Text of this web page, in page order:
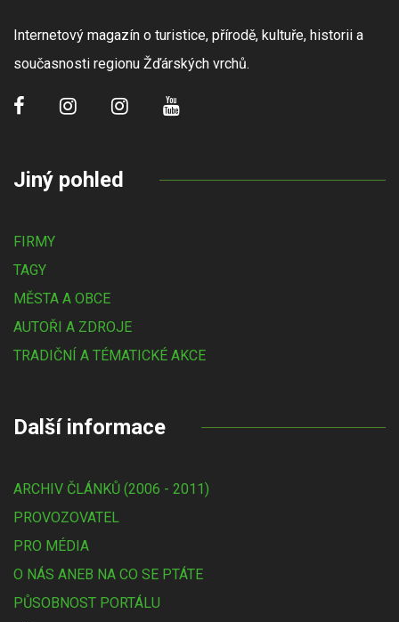
Internetový magazín o turistice, přírodě, kultuře, historii a
současnosti regionu Žďárských vrchů.
Jiný pohled
FIRMY
TAGY
MĚSTA A OBCE
AUTOŘI A ZDROJE
TRADIČNÍ A TÉMATICKÉ AKCE
Další informace
ARCHIV ČLÁNKŮ (2006 - 2011)
PROVOZOVATEL
PRO MÉDIA
O NÁS ANEB NA CO SE PTÁTE
PŮSOBNOST PORTÁLU